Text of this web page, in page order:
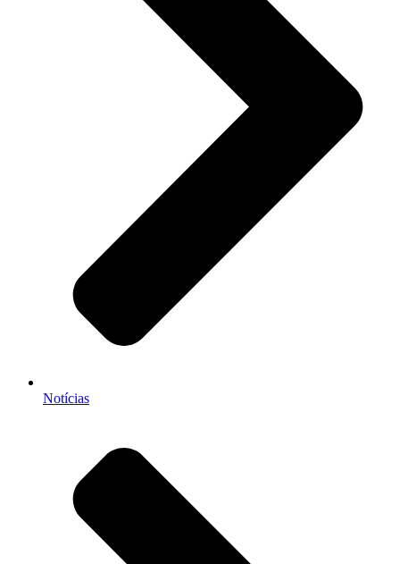
Notícias